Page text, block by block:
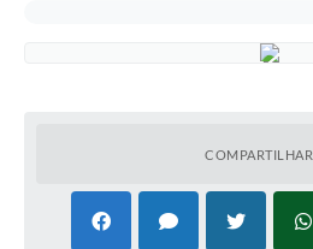
COMPARTILHAR